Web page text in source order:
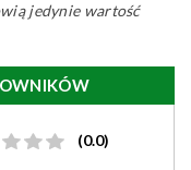
jedynie wartość
(0.0)